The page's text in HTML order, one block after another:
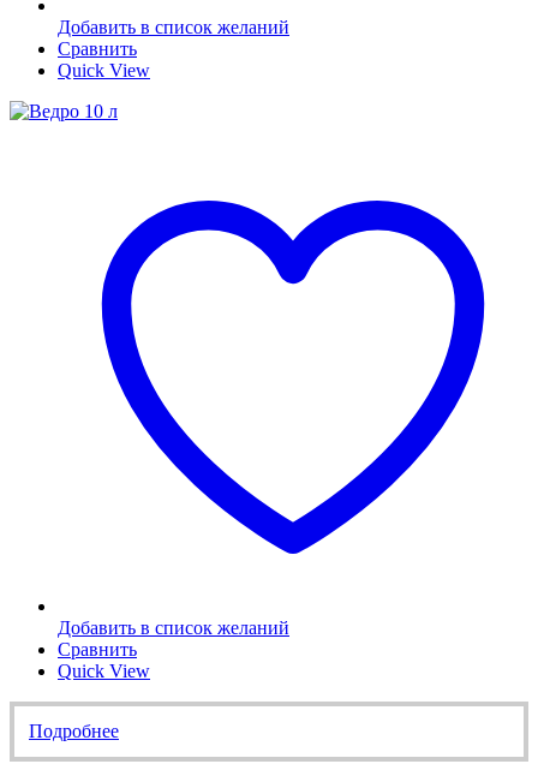
Добавить в список желаний
Сравнить
Quick View
Добавить в список желаний
Сравнить
Quick View
Подробнее